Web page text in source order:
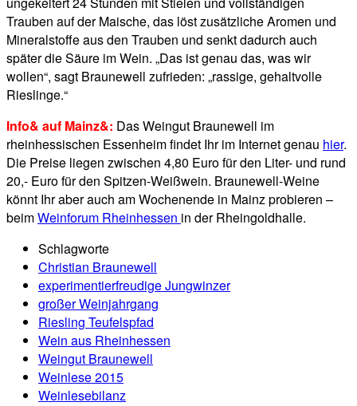
Trauben auf der Maische, das löst zusätzliche Aromen und
Mineralstoffe aus den Trauben und senkt dadurch auch
später die Säure im Wein. „Das ist genau das, was wir
wollen“, sagt Braunewell zufrieden: „rassige, gehaltvolle
Rieslinge.“
Info& auf Mainz&: Das Weingut Braunewell im
rheinhessischen Essenheim findet Ihr im Internet genau hier.
Die Preise liegen zwischen 4,80 Euro für den Liter- und rund
20,- Euro für den Spitzen-Weißwein. Braunewell-Weine
könnt Ihr aber auch am Wochenende in Mainz probieren –
beimWeinforum Rheinhessen in der Rheingoldhalle.
Schlagworte
Christian Braunewell
experimentierfreudige Jungwinzer
großer Weinjahrgang
Riesling Teufelspfad
Wein aus Rheinhessen
Weingut Braunewell
Weinlese 2015
Weinlesebilanz